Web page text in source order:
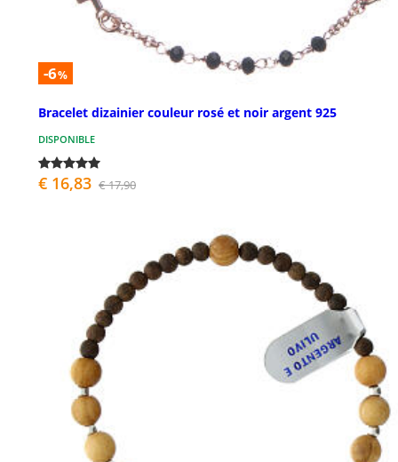
-6%
Bracelet dizainier couleur rosé et noir argent 925
DISPONIBLE
€ 16,83 € 17,90